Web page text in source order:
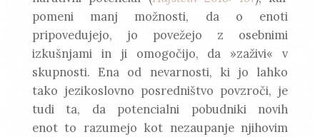
pomeni manj možnosti, da o enoti
pripovedujejo, jo povežejo z osebnimi
izkušnjami in ji omogočijo, da »zaživi« v
skupnosti. Ena od nevarnosti, ki jo lahko
tako jezikoslovno posredništvo povzroči, je
tudi ta, da potencialni pobudniki novih
enot to razumejo kot nezaupanje njihovim